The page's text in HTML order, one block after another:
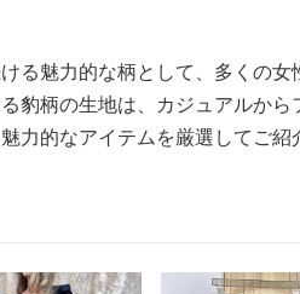
る魅力的な柄として、多くの女
豹柄の生地は、カジュアルから
力的なアイテムを厳選してご紹